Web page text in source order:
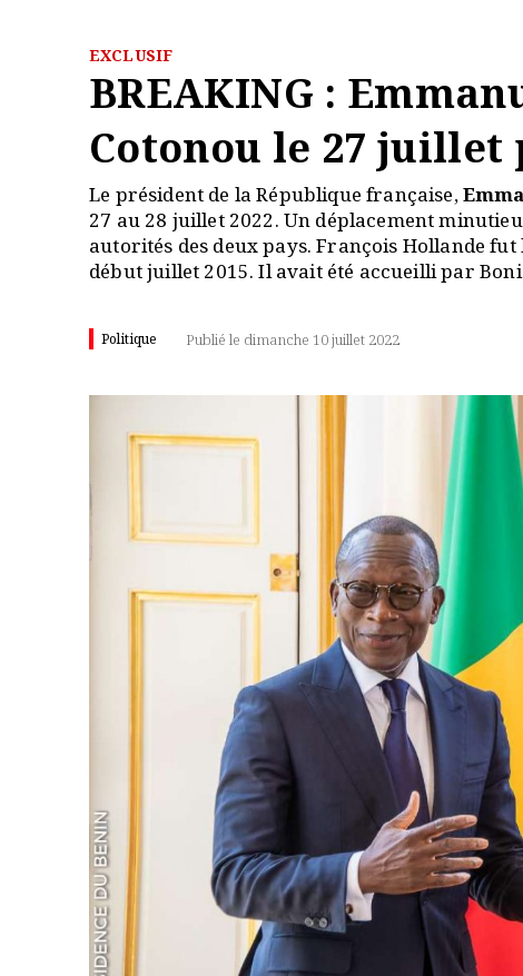
EXCLUSIF
BREAKING :
Cotonou le 27 juillet
Le président de la République française,
27 au 28 juillet 2022. Un déplacement
autorités des deux pays. François Hollande
début juillet 2015. Il avait été accueilli par Boni
Politique Publié le dimanche 10 juillet 2022